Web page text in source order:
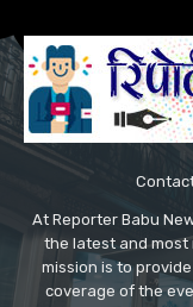
At Reporter Babu
the latest and most
mission is to
coverage of the